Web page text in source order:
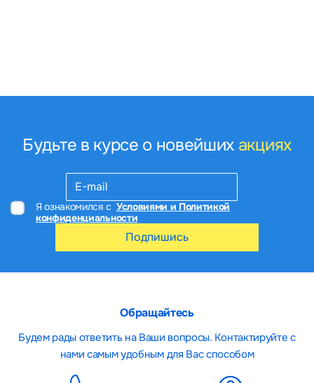
Будьте в курсе о новейших акциях
Я ознакомился с Условиями и Политикой
конфиденциальности
Подпишись
Обращайтесь
Будем рады ответить на Ваши вопросы. Контактируйте с
нами самым удобным для Вас способом